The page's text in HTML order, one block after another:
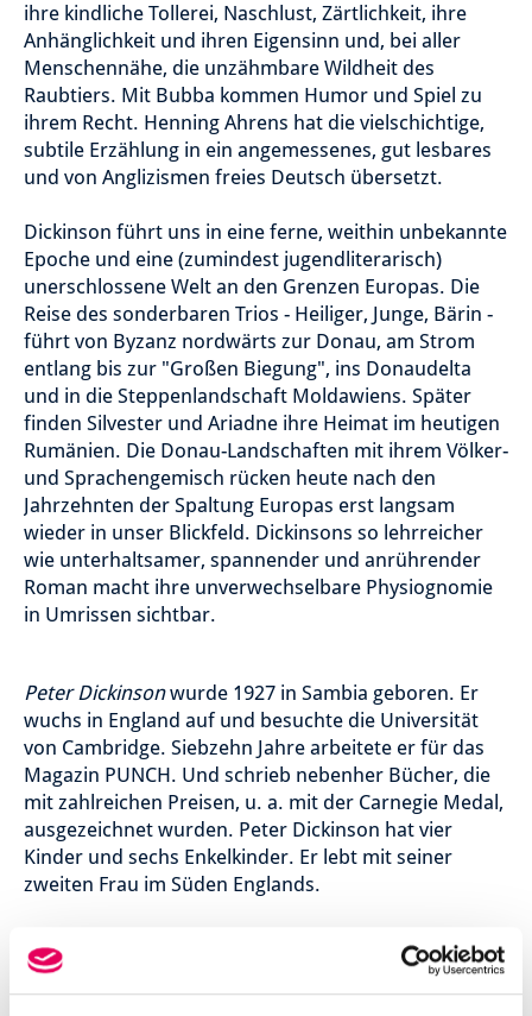
ihre kindliche Tollerei, Naschlust, Zärtlichkeit, ihre
Anhänglichkeit und ihren Eigensinn und, bei aller
Menschennähe, die unzähmbare Wildheit des
Raubtiers. Mit Bubba kommen Humor und Spiel zu
ihrem Recht. Henning Ahrens hat die vielschichtige,
subtile Erzählung in ein angemessenes, gut lesbares
und von Anglizismen freies Deutsch übersetzt.
Dickinson führt uns in eine ferne, weithin unbekannte
Epoche und eine (zumindest jugendliterarisch)
unerschlossene Welt an den Grenzen Europas. Die
Reise des sonderbaren Trios - Heiliger, Junge, Bärin -
führt von Byzanz nordwärts zur Donau, am Strom
entlang bis zur "Großen Biegung", ins Donaudelta
und in die Steppenlandschaft Moldawiens. Später
finden Silvester und Ariadne ihre Heimat im heutigen
Rumänien. Die Donau-Landschaften mit ihrem Völker-
und Sprachengemisch rücken heute nach den
Jahrzehnten der Spaltung Europas erst langsam
wieder in unser Blickfeld. Dickinsons so lehrreicher
wie unterhaltsamer, spannender und anrührender
Roman macht ihre unverwechselbare Physiognomie
in Umrissen sichtbar.
Peter Dickinsonwurde 1927 in Sambia geboren. Er
wuchs in England auf und besuchte die Universität
von Cambridge. Siebzehn Jahre arbeitete er für das
Magazin PUNCH. Und schrieb nebenher Bücher, die
mit zahlreichen Preisen, u. a. mit der Carnegie Medal,
ausgezeichnet wurden. Peter Dickinson hat vier
Kinder und sechs Enkelkinder. Er lebt mit seiner
zweiten Frau im Süden Englands.
Empfehlungsliste des
Rattenfänger-Literaturpreises 2004